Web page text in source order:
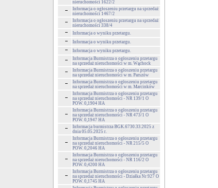
nieruchomości 1622/2
Informacja o ogłoszeniu przetargu na sprzedaż
nieruchomości 1467/2
Informacja o ogłoszeniu przetargu na sprzedaż
nieruchomości 338/4
Informacja o wyniku przetargu.
Informacja o wyniku przetargu.
Informacja o wyniku przetargu.
Informacja Burmistrza o ogłoszeniu przetargu
na sprzedaż nieruchomości w m. Wąchock
Informacja Burmistrza o ogłoszeniu przetargu
na sprzedaż nieruchomości w m. Parszów
Informacja Burmistrza o ogłoszeniu przetargu
na sprzedaż nieruchomości w m. Marcinków
Informacja Burmistrza o ogłoszeniu przetargu
na sprzedaż nieruchomości - NR 139/1 O
POW. 0,1904 HA
Informacja Burmistrza o ogłoszeniu przetargu
na sprzedaż nieruchomości - NR 473/1 O
POW. 0,1947 HA
Informacja burmistrza BGK.6730.33.2025 z
dnia 05.05.2025 r.
Informacja Burmistrza o ogłoszeniu przetargu
na sprzedaż nieruchomości - NR 215/5 O
POW. 0,2046 HA
Informacja Burmistrza o ogłoszeniu przetargu
na sprzedaż nieruchomości - NR 116/2 O
POW. 0,4200 HA
Informacja Burmistrza o ogłoszeniu przetargu
na sprzedaż nieruchomości - Działka Nr 927 O
POW. 0,1745 HA